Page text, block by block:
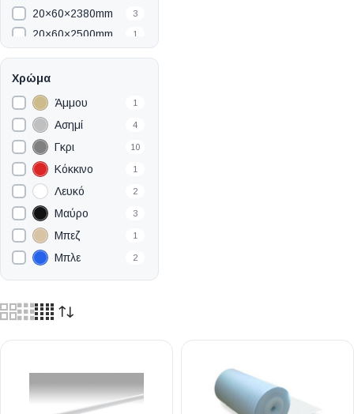
Χρώμα
Άμμου
1
Ασημί 4
Γκρι 10
Κόκκινο 1
Λευκό 2
Μαύρο 3
Μπεζ 1
Μπλε 2
Πράσινο 1
20×60×2380mm 3
20×60×2500mm 1
25×2750mm
29×11×2750mm
30.5×61cm
30×30×2750mm
38×2750mm
60×2400mm
65×65cm
80×2800mm 11
125×17.8cm 1